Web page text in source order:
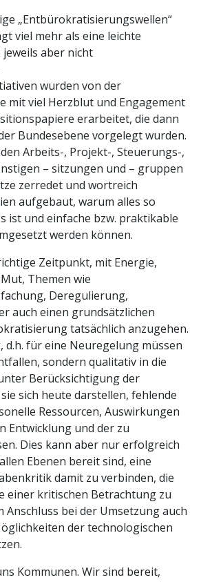
„Entbürokratisierungswellen“
viel mehr als eine leichte
jeweils aber nicht
wurden von der
mit viel Herzblut und Engagement
erarbeitet, die dann
Bundesebene vorgelegt wurden.
Arbeits-, Projekt-, Steuerungs-,
– sitzungen und – gruppen
zerredet und wortreich
aufgebaut, warum alles so
ist und einfache bzw. praktikable
werden können.
Zeitpunkt, mit Energie,
Themen wie
Deregulierung,
auch einen grundsätzlichen
tatsächlich anzugehen.
d.h. für eine Neuregelung müssen
sondern qualitativ in die
Berücksichtigung der
sich heute darstellen, fehlende
Ressourcen, Auswirkungen
Entwicklung und der zu
Dies kann aber nur erfolgreich
Ebenen bereit sind, eine
damit zu verbinden, die
einer kritischen Betrachtung zu
Anschluss bei der Umsetzung auch
der technologischen
Kommunen. Wir sind bereit,